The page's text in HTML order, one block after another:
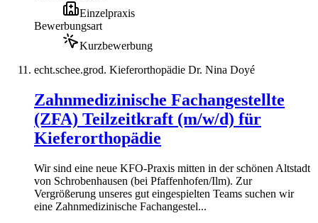
Einzelpraxis
Bewerbungsart
Kurzbewerbung
echt.schee.grod. Kieferorthopädie Dr. Nina Doyé
Zahnmedizinische Fachangestellte
(ZFA) Teilzeitkraft (m/w/d) für
Kieferorthopädie
Wir sind eine neue KFO-Praxis mitten in der schönen Altstadt
von Schrobenhausen (bei Pfaffenhofen/Ilm). Zur
Vergrößerung unseres gut eingespielten Teams suchen wir
eine Zahnmedizinische Fachangestel...